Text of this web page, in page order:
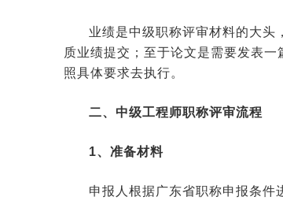
业绩是中级职称评审材料的大头
质业绩提交；至于论文是需要发表
照具体要求去执行。
二、中级工程师职称评审流程
1、准备材料
申报人根据广东省职称申报条件